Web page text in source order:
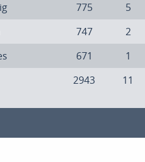
775
5
747
2
671
1
2943 11